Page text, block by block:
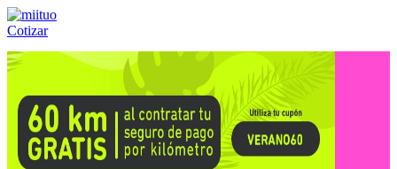
Cotizar
Llámanos al:(55) 84-21-05-00 ó